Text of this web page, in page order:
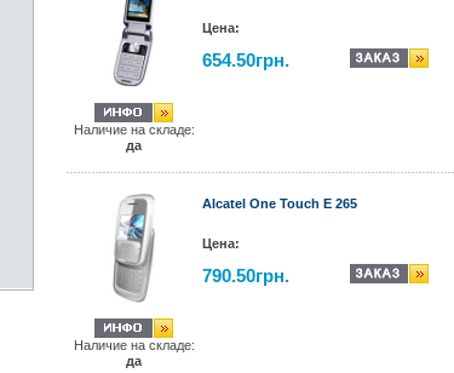
Наличие на складе:
да
Цена:
654.50грн.
Наличие на складе:
да
Alcatel One Touch Е 265
Цена:
790.50грн.